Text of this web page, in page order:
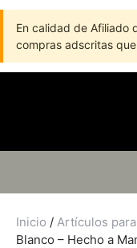
En calidad de Afiliado
compras adscritas
Inicio / Artículos
Blanco – Hecho a